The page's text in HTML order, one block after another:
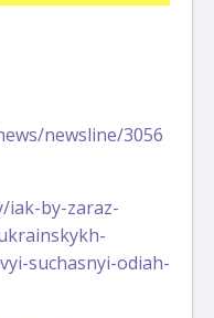
newsline/3056
iak-by-zaraz-
suchasnyi-odiah-